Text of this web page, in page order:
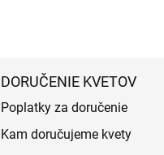
DORUČENIE KVETOV
Poplatky za doručenie
Kam doručujeme kvety